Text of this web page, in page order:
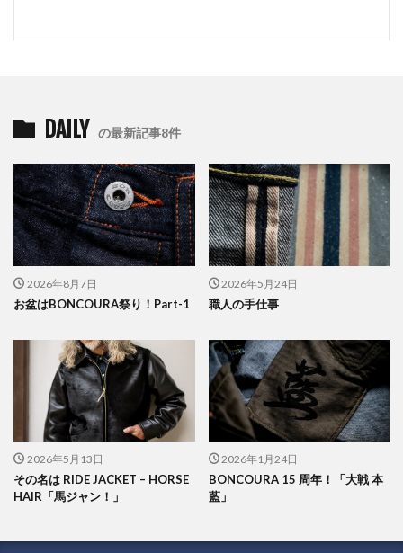
DAILY の最新記事8件
2026年8月7日
お盆はBONCOURA祭り！Part-1
2026年5月24日
職人の手仕事
2026年5月13日
その名は RIDE JACKET – HORSE
HAIR「馬ジャン！」
2026年1月24日
BONCOURA 15 周年！「大戦 本
藍」